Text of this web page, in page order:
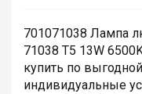
701071038 Лампа
71038 T5 13W
купить по
индивидуальные